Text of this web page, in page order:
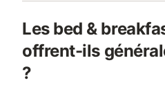
Les bed &
offrent-ils
?